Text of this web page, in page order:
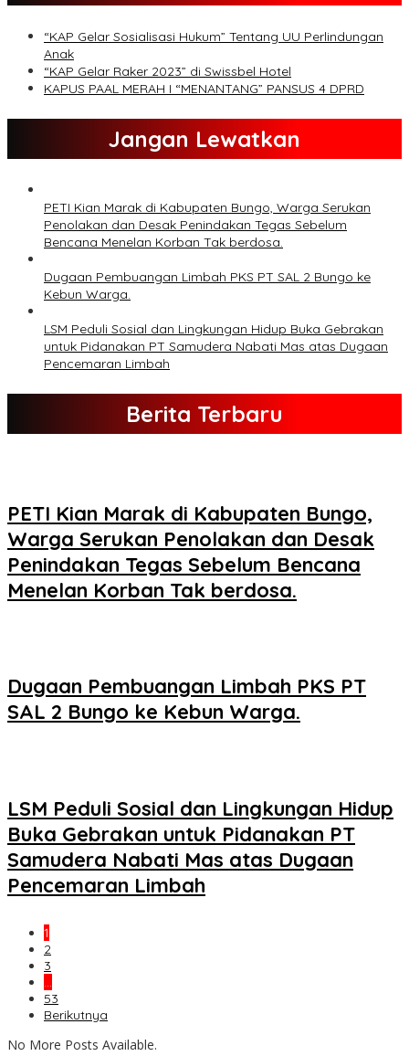
“KAP Gelar Sosialisasi Hukum” Tentang UU Perlindungan
Anak
“KAP Gelar Raker 2023” di Swissbel Hotel
KAPUS PAAL MERAH I “MENANTANG” PANSUS 4 DPRD
Jangan Lewatkan
PETI Kian Marak di Kabupaten Bungo, Warga Serukan
Penolakan dan Desak Penindakan Tegas Sebelum
Bencana Menelan Korban Tak berdosa.
Dugaan Pembuangan Limbah PKS PT SAL 2 Bungo ke
Kebun Warga.
LSM Peduli Sosial dan Lingkungan Hidup Buka Gebrakan
untuk Pidanakan PT Samudera Nabati Mas atas Dugaan
Pencemaran Limbah
Berita Terbaru
PETI Kian Marak di Kabupaten Bungo,
Warga Serukan Penolakan dan Desak
Penindakan Tegas Sebelum Bencana
Menelan Korban Tak berdosa.
Dugaan Pembuangan Limbah PKS PT
SAL 2 Bungo ke Kebun Warga.
LSM Peduli Sosial dan Lingkungan Hidup
Buka Gebrakan untuk Pidanakan PT
Samudera Nabati Mas atas Dugaan
Pencemaran Limbah
1
2
3
…
53
Berikutnya
No More Posts Available.